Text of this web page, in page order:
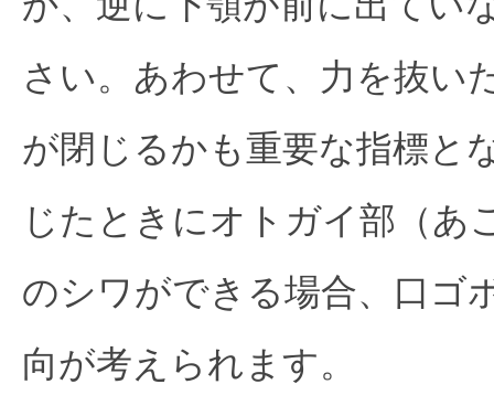
さい。あわせて、力を抜い
が閉じるかも重要な指標と
じたときにオトガイ部（あ
のシワができる場合、口ゴ
向が考えられます。